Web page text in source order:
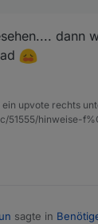
start
dann
upvote rechts
51555/hinweise-
sagte in